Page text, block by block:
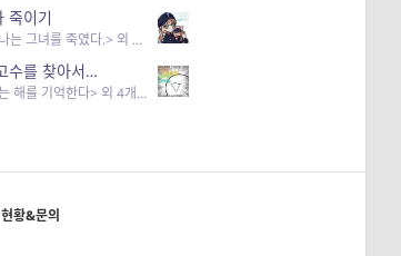
죽이기
는 그녀를 죽였다.> 외 1개 작품
수를 찾아서…
해를 기억한다> 외 4개 작품
황&문의